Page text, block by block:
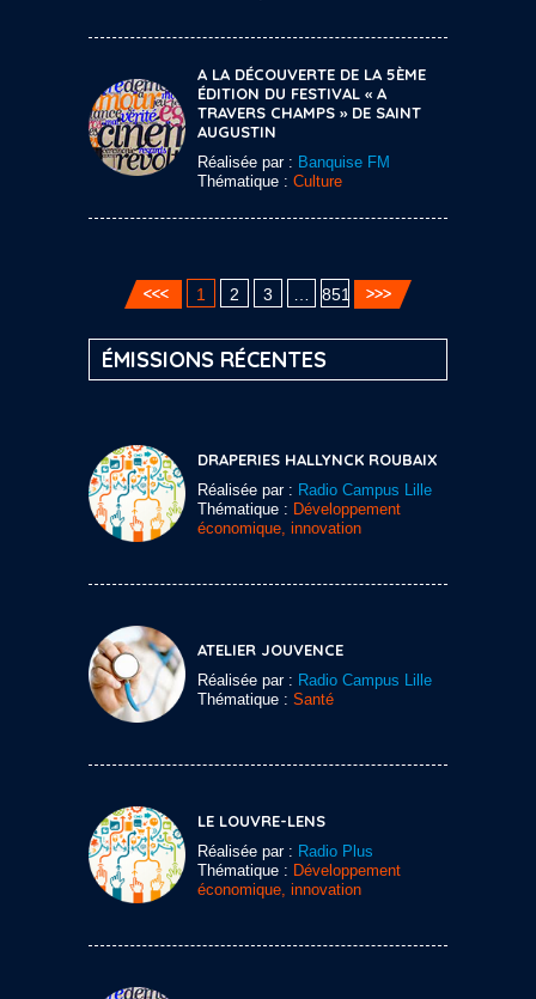
A LA DÉCOUVERTE DE LA 5ÈME
ÉDITION DU FESTIVAL « A
TRAVERS CHAMPS » DE SAINT
AUGUSTIN
Réalisée par : Banquise FM
Thématique : Culture
1 2 3 851
ÉMISSIONS RÉCENTES
DRAPERIES HALLYNCK ROUBAIX
Réalisée par : Radio Campus Lille
Thématique : Développement
économique, innovation
ATELIER JOUVENCE
Réalisée par : Radio Campus Lille
Thématique : Santé
LE LOUVRE-LENS
Réalisée par : Radio Plus
Thématique : Développement
économique, innovation